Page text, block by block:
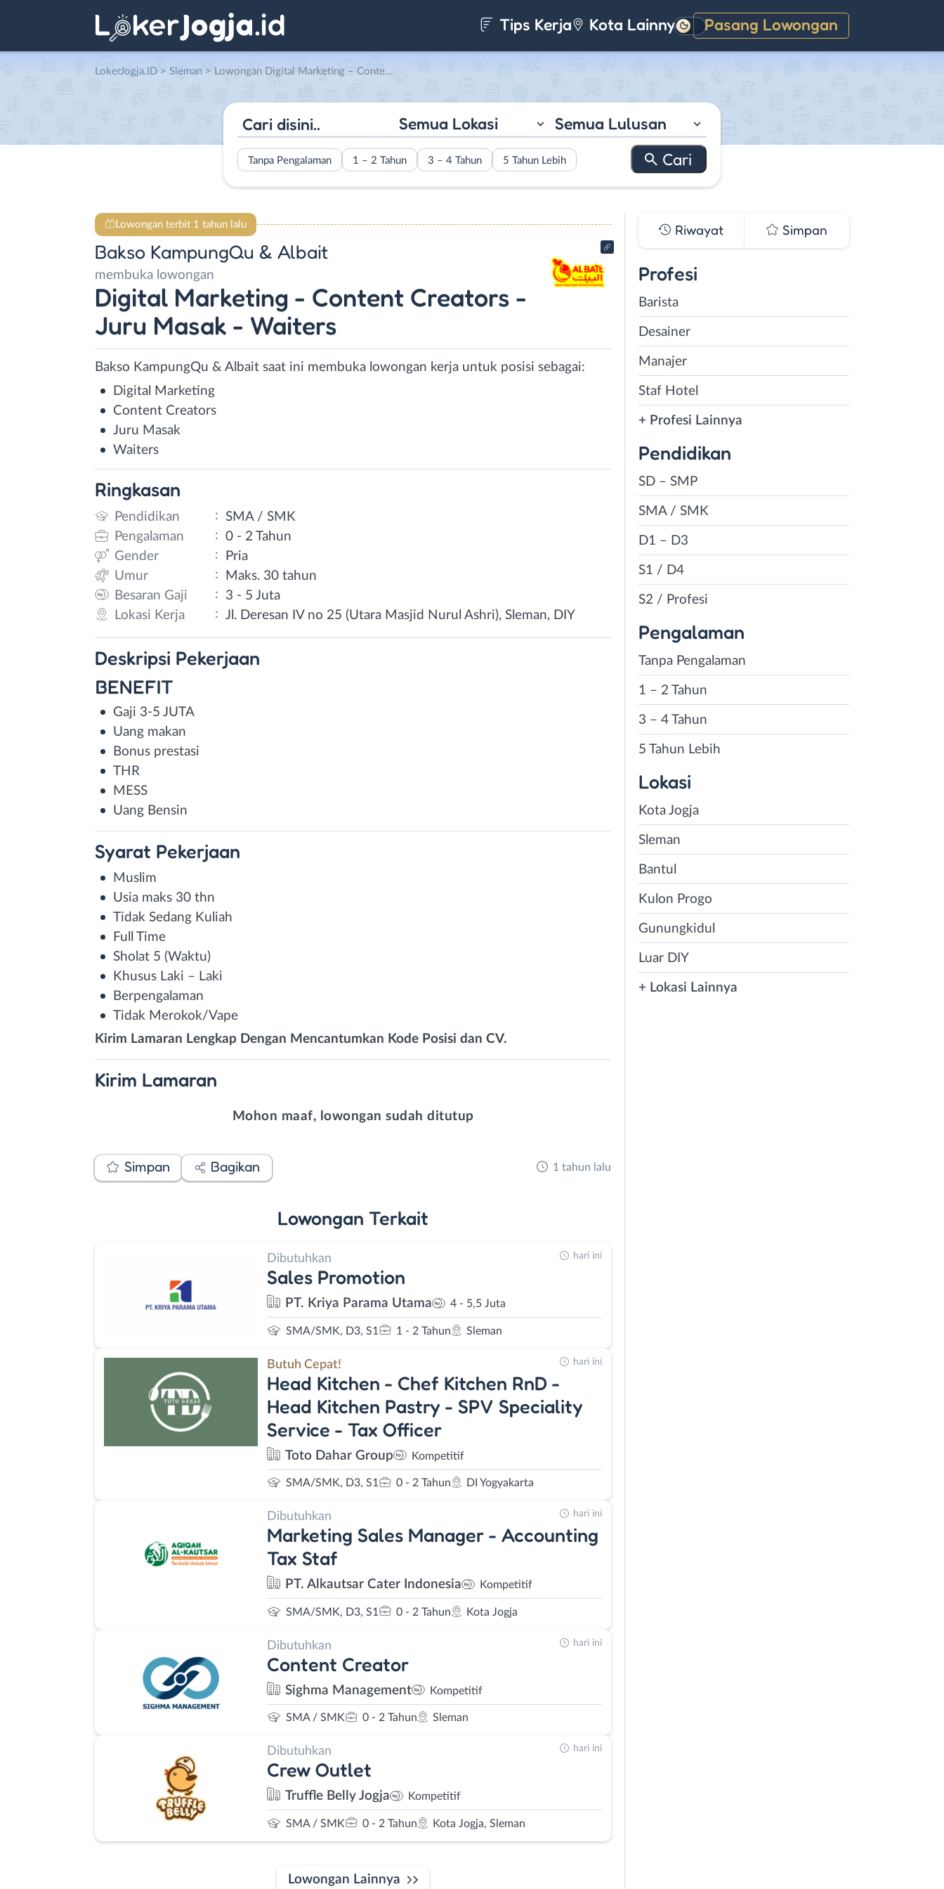
Tips Kerja Kota Lainnya Pasang Lowongan
Gelap
LokerJogja.ID > Sleman > Lowongan Digital Marketing – Content Creators – Juru Masak – Waiters di Bakso KampungQu & Albait
Semua Lokasi Semua Lulusan
Tanpa Pengalaman 1 – 2 Tahun 3 – 4 Tahun 5 Tahun Lebih
Lowongan terbit 1 tahun lalu
Bakso KampungQu & Albait
membuka lowongan
Digital Marketing - Content Creators -
Juru Masak - Waiters
Bakso KampungQu & Albait saat ini membuka lowongan kerja untuk posisi sebagai:
Digital Marketing
Content Creators
Juru Masak
Waiters
Ringkasan
Pendidikan : SMA / SMK
Pengalaman
: 0 - 2 Tahun
Gender
:
Pria
Umur
:
Maks. 30 tahun
Besaran Gaji
:
3 - 5 Juta
Lokasi Kerja
: Jl. Deresan IV no 25 (Utara Masjid Nurul Ashri), Sleman, DIY
Deskripsi Pekerjaan
BENEFIT
Gaji 3-5 JUTA
Uang makan
Bonus prestasi
THR
MESS
Uang Bensin
Syarat Pekerjaan
Muslim
Usia maks 30 thn
Tidak Sedang Kuliah
Full Time
Sholat 5 (Waktu)
Khusus Laki – Laki
Berpengalaman
Tidak Merokok/Vape
Kirim Lamaran Lengkap Dengan Mencantumkan Kode Posisi dan CV.
Kirim Lamaran
Mohon maaf, lowongan sudah ditutup
Simpan Bagikan 1 tahun lalu
Lowongan Terkait
Dibutuhkan
Sales Promotion
PT. Kriya Parama Utama 4 - 5,5 Juta
SMA/SMK, D3, S1 1 - 2 Tahun Sleman
hari ini
Butuh Cepat!
Head Kitchen - Chef Kitchen RnD -
Head Kitchen Pastry - SPV Speciality
Service - Tax Officer
Toto Dahar Group Kompetitif
SMA/SMK, D3, S1 0 - 2 Tahun DI Yogyakarta
hari ini
Dibutuhkan
Marketing Sales Manager - Accounting
Tax Staf
PT. Alkautsar Cater Indonesia Kompetitif
SMA/SMK, D3, S1 0 - 2 Tahun Kota Jogja
hari ini
Dibutuhkan
Content Creator
Sighma Management Kompetitif
SMA / SMK 0 - 2 Tahun Sleman
hari ini
Dibutuhkan
Crew Outlet
Truffle Belly Jogja Kompetitif
SMA / SMK 0 - 2 Tahun Kota Jogja, Sleman
hari ini
Lowongan Lainnya
Riwayat Simpan
Profesi
Barista
Desainer
Manajer
Staf Hotel
+ Profesi Lainnya
Pendidikan
SD – SMP
SMA / SMK
D1 – D3
S1 / D4
S2 / Profesi
Pengalaman
Tanpa Pengalaman
1 – 2 Tahun
3 – 4 Tahun
5 Tahun Lebih
Lokasi
Kota Jogja
Sleman
Bantul
Kulon Progo
Gunungkidul
Luar DIY
+ Lokasi Lainnya